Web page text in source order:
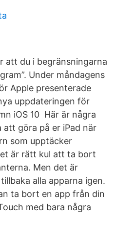
att du i begränsningarna
Under måndagens
Apple presenterade
uppdateringen för
iOS 10 Här är några
att göra på er iPad när
som upptäcker
är rätt kul att ta bort
Men det är
alla apparna igen.
ta bort en app från din
med bara några